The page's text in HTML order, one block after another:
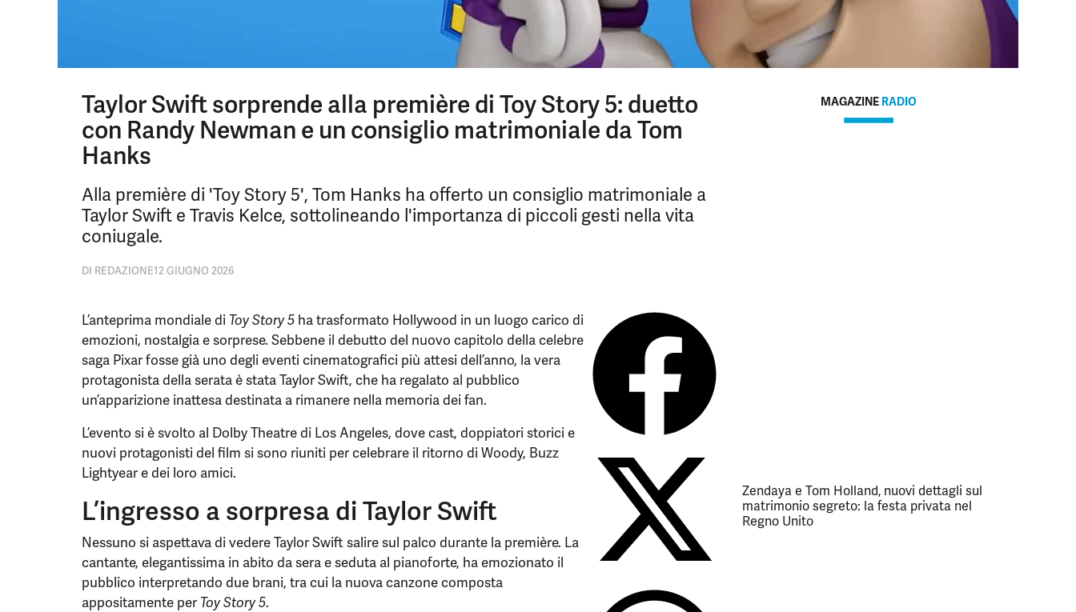
Taylor Swift sorprende alla première di Toy Story 5: duetto
con Randy Newman e un consiglio matrimoniale da Tom
Hanks
Alla première di 'Toy Story 5', Tom Hanks ha offerto un consiglio matrimoniale a
Taylor Swift e Travis Kelce, sottolineando l'importanza di piccoli gesti nella vita
coniugale.
DI REDAZIONE12 GIUGNO 2026
L’anteprima mondiale di Toy Story 5 ha trasformato Hollywood in un luogo carico di
emozioni, nostalgia e sorprese. Sebbene il debutto del nuovo capitolo della celebre
saga Pixar fosse già uno degli eventi cinematografici più attesi dell’anno, la vera
protagonista della serata è stata Taylor Swift, che ha regalato al pubblico
un’apparizione inattesa destinata a rimanere nella memoria dei fan.
L’evento si è svolto al Dolby Theatre di Los Angeles, dove cast, doppiatori storici e
nuovi protagonisti del film si sono riuniti per celebrare il ritorno di Woody, Buzz
Lightyear e dei loro amici.
L’ingresso a sorpresa di Taylor Swift
Nessuno si aspettava di vedere Taylor Swift salire sul palco durante la première. La
cantante, elegantissima in abito da sera e seduta al pianoforte, ha emozionato il
pubblico interpretando due brani, tra cui la nuova canzone composta
appositamente per Toy Story 5.
MAGAZINE RADIO
Zendaya e Tom Holland, nuovi dettagli sul
matrimonio segreto: la festa privata nel
Regno Unito